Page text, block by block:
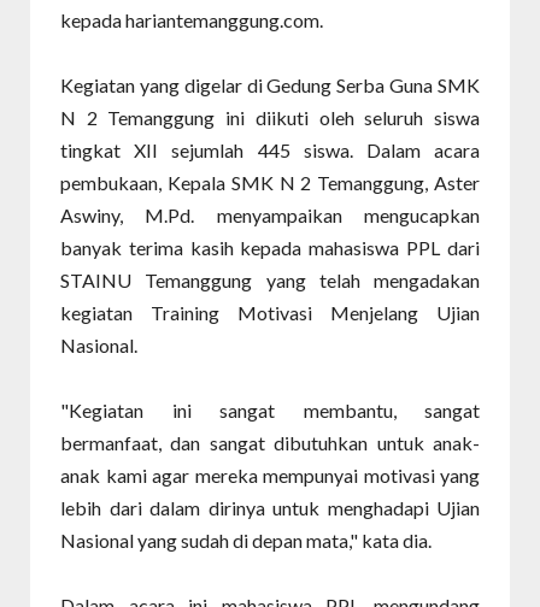
kepada hariantemanggung.com.
Kegiatan yang digelar di Gedung Serba Guna SMK
N 2 Temanggung ini diikuti oleh seluruh siswa
tingkat XII sejumlah 445 siswa. Dalam acara
pembukaan, Kepala SMK N 2 Temanggung, Aster
Aswiny, M.Pd. menyampaikan mengucapkan
banyak terima kasih kepada mahasiswa PPL dari
STAINU Temanggung yang telah mengadakan
kegiatan Training Motivasi Menjelang Ujian
Nasional.
"Kegiatan ini sangat membantu, sangat
bermanfaat, dan sangat dibutuhkan untuk anak-
anak kami agar mereka mempunyai motivasi yang
lebih dari dalam dirinya untuk menghadapi Ujian
Nasional yang sudah di depan mata," kata dia.